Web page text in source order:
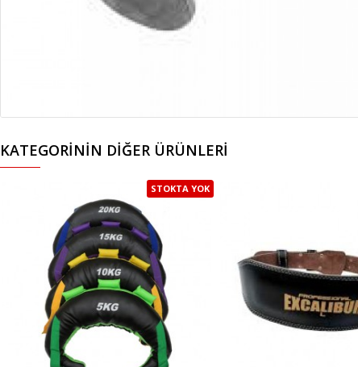
KATEGORININ DIĞER ÜRÜNLERI
STOKTA YOK